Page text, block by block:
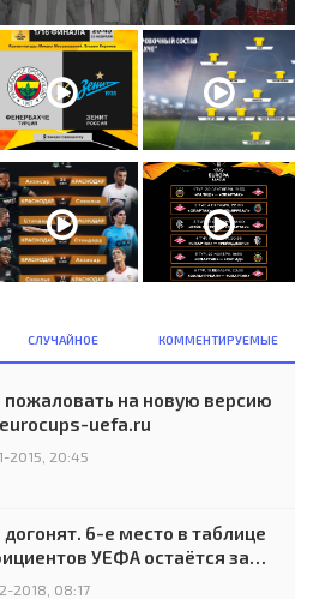
СЛУЧАЙНОЕ КОММЕНТИРУЕМЫЕ
пожаловать на новую версию
uefa.ru
2015, 20:45
догонят. 6-е место в таблице
УЕФА остаётся за
2018, 08:17